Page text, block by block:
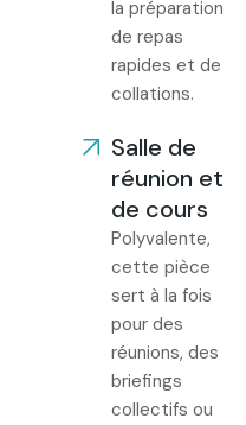
la préparation
de repas
rapides et de
collations.
Salle de
réunion et
de cours
Polyvalente,
cette pièce
sert à la fois
pour des
réunions, des
briefings
collectifs ou